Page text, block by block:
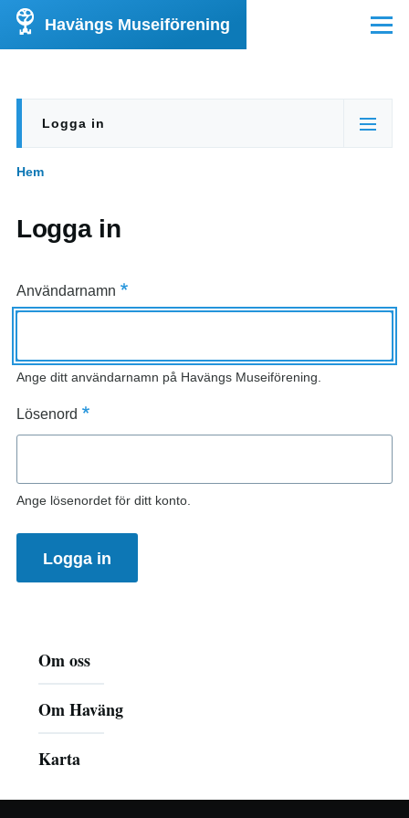
Hoppa till huvudinnehåll
Havängs Museiförening Meny
Primära
flikar
Logga in
(aktiv
Hem
Logga in
Användarnamn
Ange ditt användarnamn på Havängs Museiförening.
Lösenord
Ange lösenordet för ditt konto.
Om oss
Om Haväng
Karta